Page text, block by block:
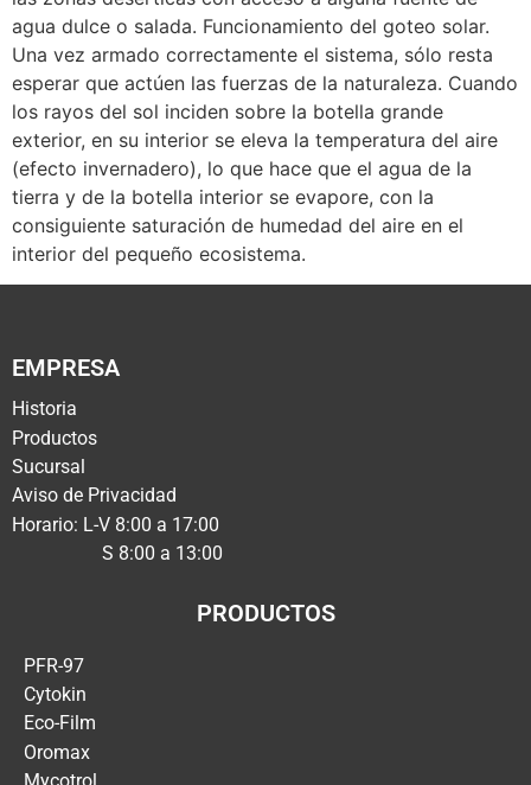
agua dulce o salada. Funcionamiento del goteo solar.
Una vez armado correctamente el sistema, sólo resta
esperar que actúen las fuerzas de la naturaleza. Cuando
los rayos del sol inciden sobre la botella grande
exterior, en su interior se eleva la temperatura del aire
(efecto invernadero), lo que hace que el agua de la
tierra y de la botella interior se evapore, con la
consiguiente saturación de humedad del aire en el
interior del pequeño ecosistema.
EMPRESA
Historia
Productos
Sucursal
Aviso de Privacidad
Horario: L-V 8:00 a 17:00
S 8:00 a 13:00
PRODUCTOS
PFR-97
Cytokin
Eco-Film
Oromax